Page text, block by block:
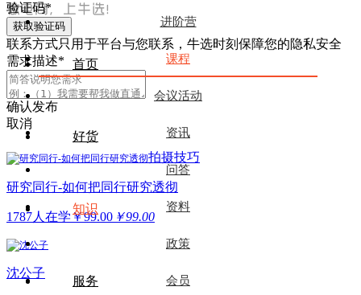
首页
好货
知识
服务
进阶营
课程
会议活动
资讯
问答
资料
政策
会员
验证码*
获取验证码
联系方式只用于平台与您联系，牛选时刻保障您的隐私安全
需求描述*
确认发布
取消
拍摄技巧
研究同行-如何把同行研究透彻
1787人在学￥99.00 ￥99.00
沈公子